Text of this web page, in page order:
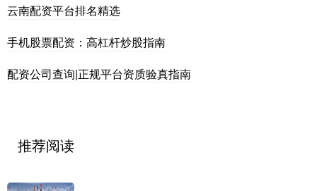
云南配资平台排名精选
手机股票配资：高杠杆炒股指南
配资公司查询|正规平台资质验真指南
推荐阅读